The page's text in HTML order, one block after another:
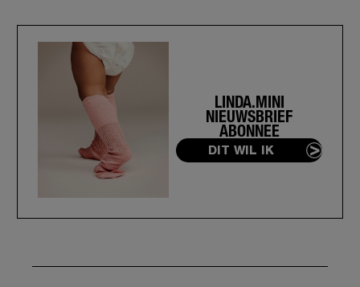
LINDA.MINI
NIEUWSBRIEF
ABONNEE
DIT WIL IK